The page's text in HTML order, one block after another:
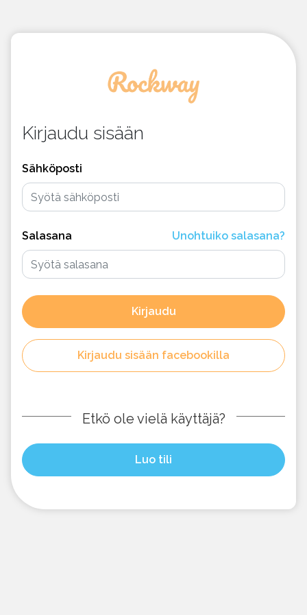
Kirjaudu sisään
Sähköposti
Salasana Unohtuiko salasana?
Kirjaudu
Kirjaudu sisään facebookilla
Etkö ole vielä käyttäjä?
Luo tili